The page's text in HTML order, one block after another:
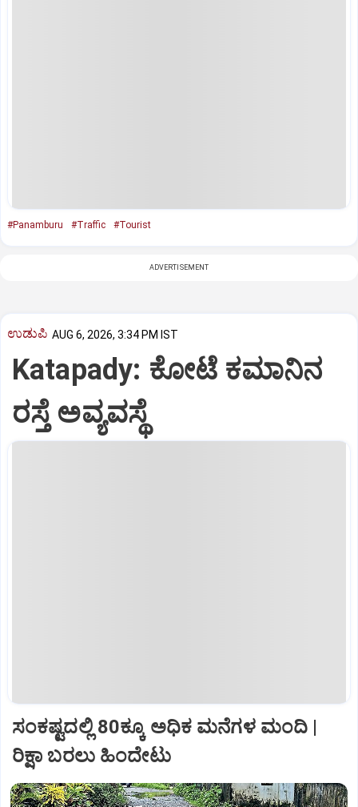
#Panamburu #Traffic #Tourist
ADVERTISEMENT
ಉಡುಪಿ AUG 6, 2026, 3:34 PM IST
Katapady: ಕೋಟೆ ಕಮಾನಿನ
ರಸ್ತೆ ಅವ್ಯವಸ್ಥೆ
ಸಂಕಷ್ಟದಲ್ಲಿ 80ಕ್ಕೂ ಅಧಿಕ ಮನೆಗಳ ಮಂದಿ |
ರಿಕ್ಷಾ ಬರಲು ಹಿಂದೇಟು